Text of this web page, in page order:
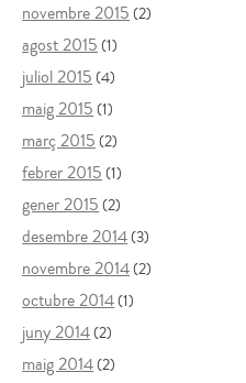
novembre 2015 (2)
agost 2015 (1)
juliol 2015 (4)
maig 2015 (1)
març 2015 (2)
febrer 2015 (1)
gener 2015 (2)
desembre 2014(3)
novembre 2014(2)
octubre 2014(1)
juny 2014(2)
maig 2014(2)